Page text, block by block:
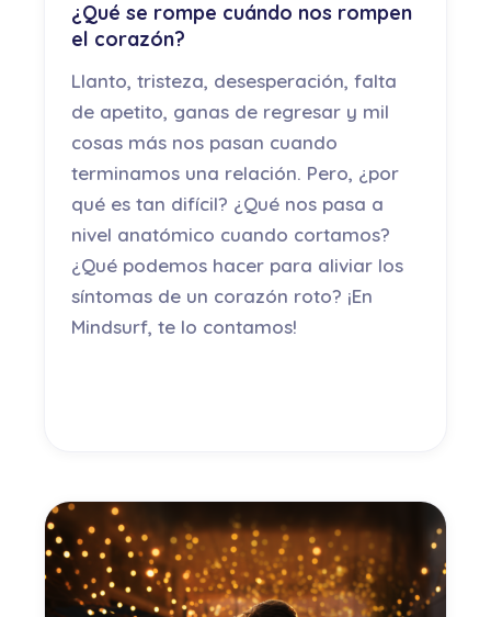
¿Qué se rompe cuándo nos rompen
el corazón?
Llanto, tristeza, desesperación, falta
de apetito, ganas de regresar y mil
cosas más nos pasan cuando
terminamos una relación. Pero, ¿por
qué es tan difícil? ¿Qué nos pasa a
nivel anatómico cuando cortamos?
¿Qué podemos hacer para aliviar los
síntomas de un corazón roto? ¡En
Mindsurf, te lo contamos!